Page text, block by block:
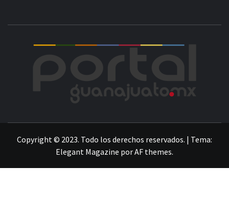
Copyright © 2023. Todo los derechos reservados. | Tema:
Elegant Magazine porAF themes.